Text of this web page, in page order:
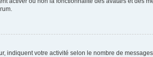
indiquent votre activité selon le nombre de